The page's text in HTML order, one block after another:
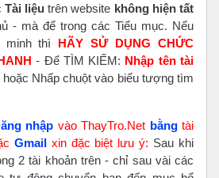
Tài liệu trên website không hiện tất
- mà để trong các Tiểu mục. Nếu
minh thì HÃY SỬ DỤNG CHỨC
- Để TÌM KIẾM: Nhập tên tài
hoặc Nhấp chuột vào biểu tượng tìm
nhập vào ThayTro.Net bằngtài
Gmailxin đặc biệt lưu ý: Sau khi
2 tài khoản trên - chỉ sau vài các